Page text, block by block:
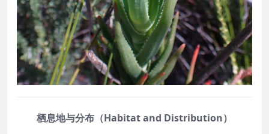
栖息地与分布（Habitat and Distribution）